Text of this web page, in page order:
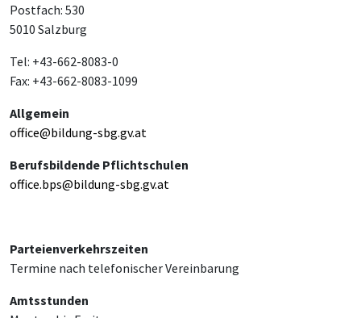
Postfach: 530
5010 Salzburg
Tel: +43-662-8083-0
Fax: +43-662-8083-1099
Allgemein
office@bildung-sbg.gv.at
Berufsbildende Pflichtschulen
office.bps@bildung-sbg.gv.at
Parteienverkehrszeiten
Termine nach telefonischer Vereinbarung
Amtsstunden